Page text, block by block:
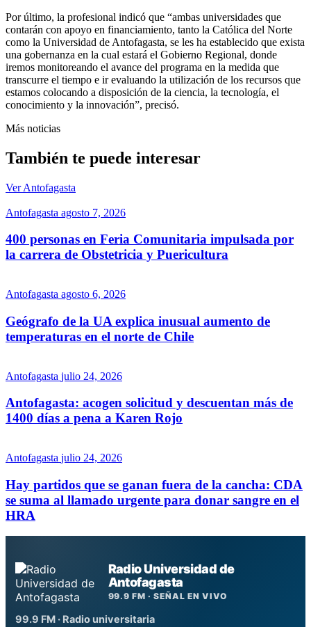
Por último, la profesional indicó que “ambas universidades que
contarán con apoyo en financiamiento, tanto la Católica del Norte
como la Universidad de Antofagasta, se les ha establecido que exista
una gobernanza en la cual estará el Gobierno Regional, donde
iremos monitoreando el avance del programa en la medida que
transcurre el tiempo e ir evaluando la utilización de los recursos que
estamos colocando a disposición de la ciencia, la tecnología, el
conocimiento y la innovación”, precisó.
Más noticias
También te puede interesar
Ver Antofagasta
Antofagasta agosto 7, 2026
400 personas en Feria Comunitaria impulsada por
la carrera de Obstetricia y Puericultura
Antofagasta agosto 6, 2026
Geógrafo de la UA explica inusual aumento de
temperaturas en el norte de Chile
Antofagasta julio 24, 2026
Antofagasta: acogen solicitud y descuentan más de
1400 días a pena a Karen Rojo
Antofagasta julio 24, 2026
Hay partidos que se ganan fuera de la cancha: CDA
se suma al llamado urgente para donar sangre en el
HRA
Radio Universidad de
Antofagasta
99.9 FM · SEÑAL EN VIVO
99.9 FM · Radio universitaria